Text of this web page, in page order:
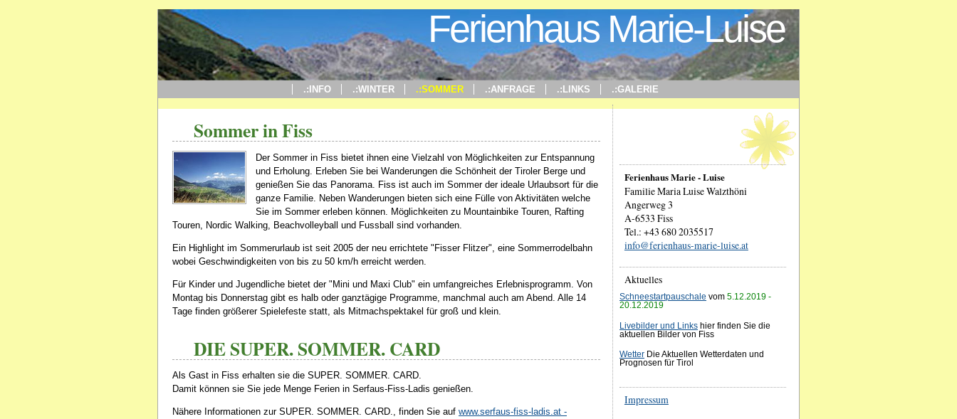
Ferienhaus Marie-Luise
.:INFO .:WINTER .:SOMMER .:ANFRAGE .:LINKS .:GALERIE
Ferienhaus Marie - Luise
Familie Maria Luise Walzthöni
Angerweg 3
A-6533 Fiss
Tel.: +43 680 2035517
info@ferienhaus-marie-luise.at
Aktuelles
Schneestartpauschale vom 5.12.2019 -
20.12.2019
Livebilder und Links hier finden Sie die
aktuellen Bilder von Fiss
Wetter Die Aktuellen Wetterdaten und
Prognosen für Tirol
Impressum
Sommer in Fiss
Der Sommer in Fiss bietet ihnen eine Vielzahl von Möglichkeiten zur Entspannung
und Erholung. Erleben Sie bei Wanderungen die Schönheit der Tiroler Berge und
genießen Sie das Panorama. Fiss ist auch im Sommer der ideale Urlaubsort für die
ganze Familie. Neben Wanderungen bieten sich eine Fülle von Aktivitäten welche
Sie im Sommer erleben können. Möglichkeiten zu Mountainbike Touren, Rafting
Touren, Nordic Walking, Beachvolleyball und Fussball sind vorhanden.
Ein Highlight im Sommerurlaub ist seit 2005 der neu errichtete "Fisser Flitzer", eine Sommerrodelbahn
wobei Geschwindigkeiten von bis zu 50 km/h erreicht werden.
Für Kinder und Jugendliche bietet der "Mini und Maxi Club" ein umfangreiches Erlebnisprogramm. Von
Montag bis Donnerstag gibt es halb oder ganztägige Programme, manchmal auch am Abend. Alle 14
Tage finden größerer Spielefeste statt, als Mitmachspektakel für groß und klein.
DIE SUPER. SOMMER. CARD
Als Gast in Fiss erhalten sie die SUPER. SOMMER. CARD.
Damit können sie Sie jede Menge Ferien in Serfaus-Fiss-Ladis genießen.
Nähere Informationen zur SUPER. SOMMER. CARD., finden Sie auf www.serfaus-fiss-ladis.at -